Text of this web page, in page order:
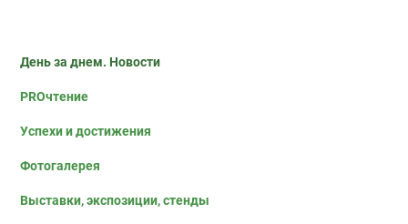
День за днем. Новости
PROчтение
Успехи и достижения
Фотогалерея
Выставки, экспозиции, стенды